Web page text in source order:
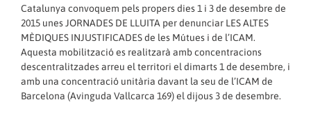
Catalunya convoquem pels propers dies 1 i 3 de desembre de
2015 unes JORNADES DE LLUITA per denunciar LES ALTES
MÈDIQUES INJUSTIFICADES de les Mútues i de l’ICAM.
Aquesta mobilització es realitzarà amb concentracions
descentralitzades arreu el territori el dimarts 1 de desembre, i
amb una concentració unitària davant la seu de l’ICAM de
Barcelona (Avinguda Vallcarca 169) el dijous 3 de desembre.